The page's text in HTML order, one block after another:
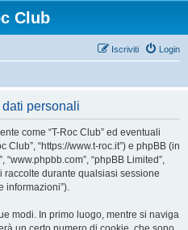
Club
Login
Iscriviti
personali
come “T-Roc Club” ed eventuali
Club”, “https://www.t-roc.it”) e phpBB (in
“www.phpbb.com”, “phpBB Limited”,
raccolte durante qualsiasi sessione
informazioni”).
modi. In primo luogo, mentre si naviga